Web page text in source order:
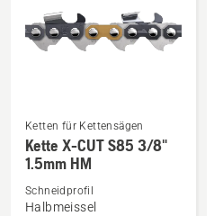
anzeigen
Mehr
Details
Kette
Ketten für Kettensägen
Kette X-CUT S85 3/8"
1.5mm HM
Schneidprofil
Halbmeissel